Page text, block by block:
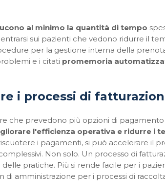
al minimo la quantità di tempo
sui pazienti che vedono ridurre il
per la gestione interna della
e i citati promemoria
re i processi di
che prevedono più opzioni di
l'efficienza operativa e ridurre i
i pagamenti, si può accelerare il
Non solo. Un processo di
delle pratiche. Più si rende facile per i
di amministrazione per i processi di